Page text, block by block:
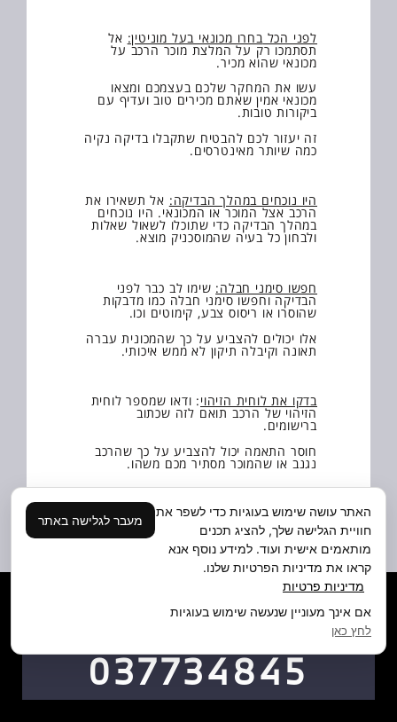
לפני הכלבחרו מכונאי בעל מוניטין: אל
תסתמכו רק על המלצת מוכר הרכב על
מכונאי שהוא מכיר.
עשו את המחקר שלכם בעצמכם ומצאו
מכונאי אמין שאתם מכירים טוב ועדיף עם
ביקורות טובות.
זה יעזור לכם להבטיח שתקבלו בדיקה נקיה
כמה שיותר מאינטרסים.
היו נוכחים במהלך הבדיקה: אל תשאירו את
הרכב אצל המוכר או המכונאי. היו נוכחים
במהלך הבדיקה כדי שתוכלו לשאול שאלות
ולבחון כל בעיה שהמוסכניק מוצא.
חפשו סימני חבלה: שימו לב כבר לפני
הבדיקה וחפשו סימני חבלה כמו מדבקות
שהוסרו או ריסוס צבע, קימוטים וכו.
אלו יכולים להצביע על כך שהמכונית עברה
תאונה וקיבלה תיקון לא ממש איכותי.
בדקו את לוחית הזיהוי: ודאו שמספר לוחית
הזיהוי של הרכב תואם לזה שכתוב
ברישומים.
חוסר התאמה יכול להצביע על כך שהרכב
נגנב או שהמוכר מסתיר מכם משהו.
בקשו היסטוריית טיפולים:בקשו מהמוכר
רישומי היסטוריה של כל הטיפולים שהרכב
עבר לאורך השנים
ובאיזה מוסכים ושימו לב אם יש פערים או אי
סדר בטיפולים.
לסיכום:
ההמלצה שלנו כאן במוסך מאזדה ראשון
לציון זה לעבור על כל הטיפים האלה וליישם
אותם אחד אחד.
037734845
האתר עושה שימוש בעוגיות כדי לשפר את
חוויית הגלישה שלך, להציג תכנים
מותאמים אישית ועוד. למידע נוסף אנא
קראו את מדיניות הפרטיות שלנו.
מדיניות פרטיות
אם אינך מעוניין שנעשה שימוש בעוגיות
לחץ כאן
מעבר לגלישה באתר